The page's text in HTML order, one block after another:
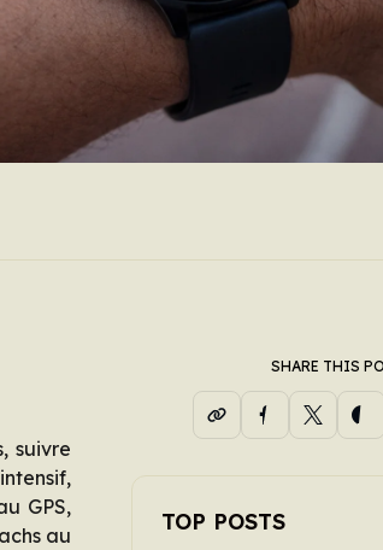
suivre
GPS,
au
SHARE THIS
TOP POSTS